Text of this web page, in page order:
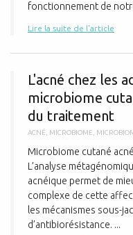
fonctionnement de
Lire la suite de l'article
L'acné chez les
microbiome
du traitement
ACNÉ MICROBIOME
Microbiome cutané
L’analyse
acnéique permet de
complexe de cette
les mécanismes sous-
d’antibiorésistance. ...